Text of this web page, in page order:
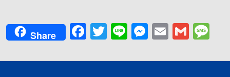
Share Facebook
Twitter
LineMessenger
Email